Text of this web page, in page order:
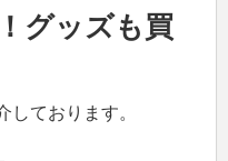
グッズも買
ております。